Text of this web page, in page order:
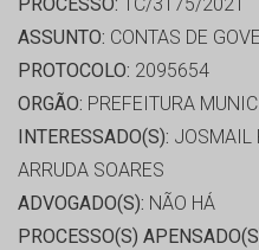
PROCESSO: TC/3175/2021
ASSUNTO: CONTAS DE
PROTOCOLO: 2095654
ORGÃO: PREFEITURA
INTERESSADO(S): JOSMAIL
ARRUDA SOARES
ADVOGADO(S): NÃO HÁ
PROCESSO(S)